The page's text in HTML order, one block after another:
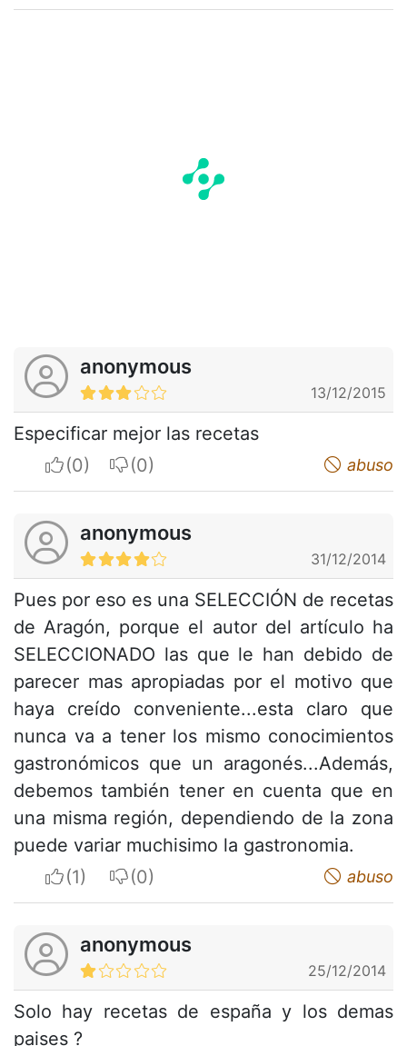
anonymous
13/12/2015
Especificar mejor las recetas
I apreciateI do not appreciate abuso
anonymous
31/12/2014
Pues por eso es una SELECCIÓN de recetas
de Aragón, porque el autor del artículo ha
SELECCIONADO las que le han debido de
parecer mas apropiadas por el motivo que
haya creído conveniente...esta claro que
nunca va a tener los mismo conocimientos
gastronómicos que un aragonés...Además,
debemos también tener en cuenta que en
una misma región, dependiendo de la zona
puede variar muchisimo la gastronomia.
I apreciateI do not appreciate abuso
anonymous
25/12/2014
Solo hay recetas de españa y los demas
paises ?